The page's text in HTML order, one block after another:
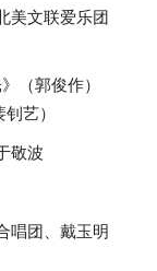
美文联爱乐团
（郭俊作）
艺）
敬波
唱团、戴玉明